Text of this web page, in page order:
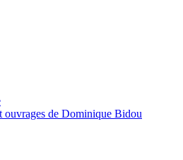
ouvrages de Dominique Bidou